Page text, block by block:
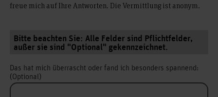
freue mich auf Ihre Antworten. Die Vermittlung ist anonym.
Bitte beachten Sie: Alle Felder sind Pflichtfelder,
außer sie sind "Optional" gekennzeichnet.
Das hat mich überrascht oder fand ich besonders spannend:
(Optional)